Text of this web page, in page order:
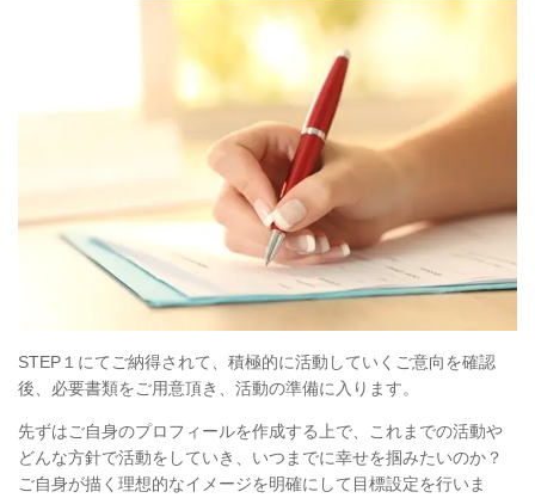
STEP１にてご納得されて、積極的に活動していくご意向を確認
後、必要書類をご用意頂き、活動の準備に入ります。
先ずはご自身のプロフィールを作成する上で、これまでの活動や
どんな方針で活動をしていき、いつまでに幸せを掴みたいのか？
ご自身が描く理想的なイメージを明確にして目標設定を行いま